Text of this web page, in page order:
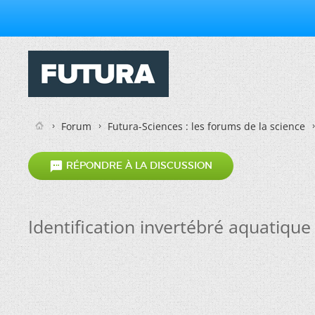
Forum Futura-Sciences : les forums de la science
 RÉPONDRE À LA DISCUSSION
Identification invertébré aquatique